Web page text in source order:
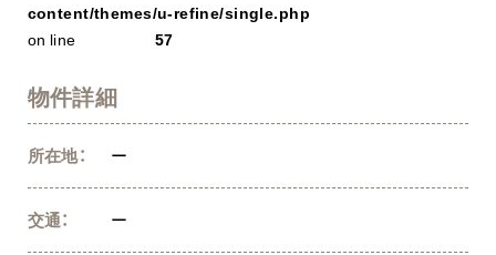
content/themes/u-refine/single.php
on line
57
物件詳細
所在地： ー
交通： ー